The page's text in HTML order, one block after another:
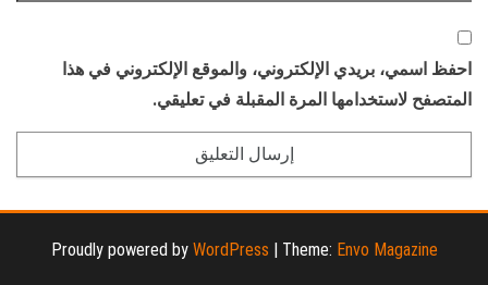
احفظ اسمي، بريدي الإلكتروني، والموقع الإلكتروني في هذا
المتصفح لاستخدامها المرة المقبلة في تعليقي.
Proudly powered by WordPress | Theme: Envo Magazine